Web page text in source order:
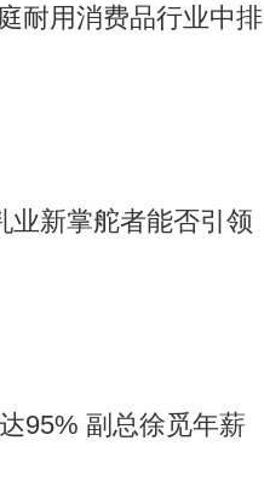
耐用消费品行业中排
业新掌舵者能否引领
95% 副总徐觅年薪